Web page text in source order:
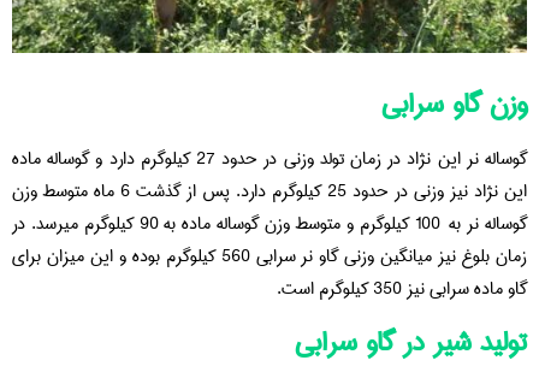
وزن گاو سرابی
گوساله نر این نژاد در زمان تولد وزنی در حدود 27 کیلوگرم دارد و گوساله ماده
این نژاد نیز وزنی در حدود 25 کیلوگرم دارد. پس از گذشت 6 ماه متوسط وزن
گوساله نر به 100 کیلوگرم و متوسط وزن گوساله ماده به 90 کیلوگرم میرسد. در
زمان بلوغ نیز میانگین وزنی گاو نر سرابی 560 کیلوگرم بوده و این میزان برای
گاو ماده سرابی نیز 350 کیلوگرم است.
تولید شیر در گاو سرابی